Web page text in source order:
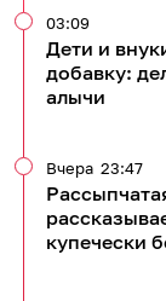
Дети и
добавку:
алычи
03:09
купечески
Вчера 23:47